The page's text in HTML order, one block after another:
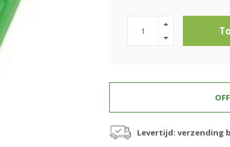
Levertijd: verzending